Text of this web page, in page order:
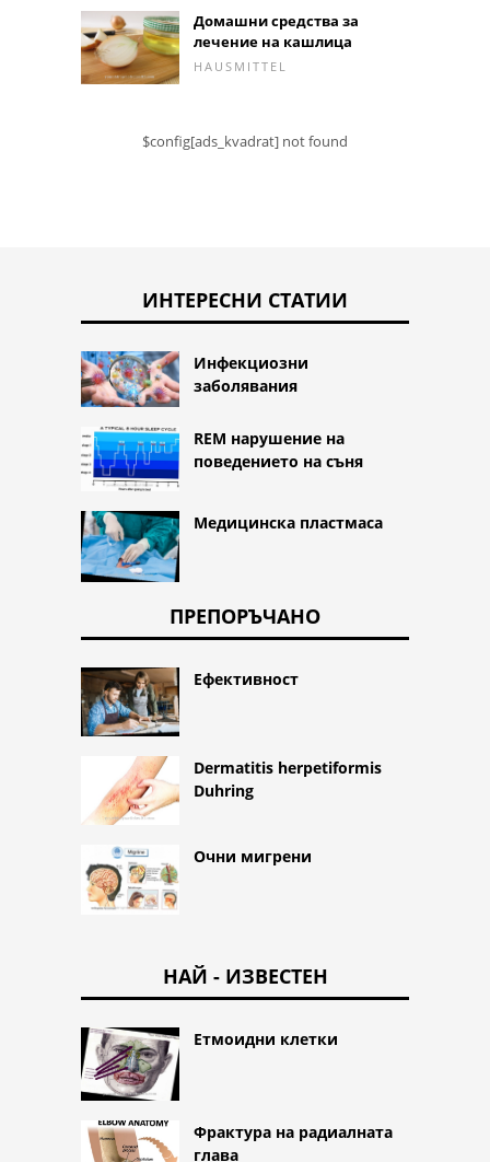
Домашни средства за
лечение на кашлица
HAUSMITTEL
$config[ads_kvadrat] not found
ИНТЕРЕСНИ СТАТИИ
Инфекциозни
заболявания
REM нарушение на
поведението на съня
Медицинска пластмаса
ПРЕПОРЪЧАНО
Ефективност
Dermatitis herpetiformis
Duhring
Очни мигрени
НАЙ - ИЗВЕСТЕН
Етмоидни клетки
Фрактура на радиалната
глава